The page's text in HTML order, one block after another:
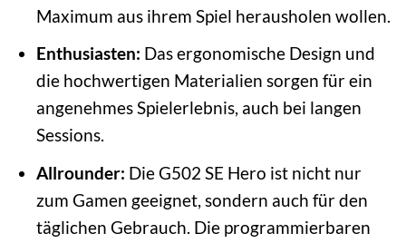
Maximum aus ihrem Spiel herausholen wollen.
Enthusiasten: Das ergonomische Design und
die hochwertigen Materialien sorgen für ein
angenehmes Spielerlebnis, auch bei langen
Sessions.
Allrounder: Die G502 SE Hero ist nicht nur
zum Gamen geeignet, sondern auch für den
täglichen Gebrauch. Die programmierbaren